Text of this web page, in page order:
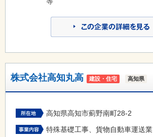
株式会社高知丸高 建設・住宅 高知県
高知県高知市薊野南町28-2
特殊基礎工事、貨物自動車運送業